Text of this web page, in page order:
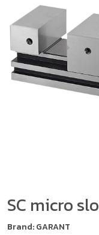
SC micro
Brand: GARANT